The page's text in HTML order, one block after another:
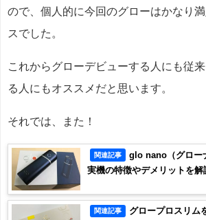
ので、個人的に今回のグローはかなり
スでした。
これからグローデビューする人にも従
る人にもオススメだと思います。
それでは、また！
関連記事
glo nano（グロー
実機の特徴やデメリットを解
関連記事
グロープロスリム